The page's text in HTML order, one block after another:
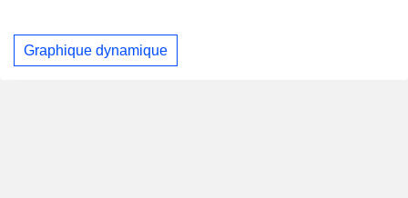
Graphique dynamique